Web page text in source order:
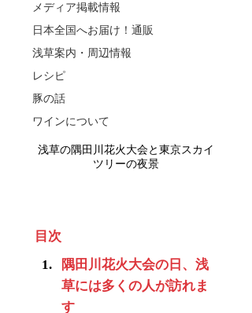
メディア掲載情報
日本全国へお届け！通販
浅草案内・周辺情報
レシピ
豚の話
ワインについて
浅草の隅田川花火大会と東京スカイ
ツリーの夜景
目次
隅田川花火大会の日、浅
草には多くの人が訪れま
す